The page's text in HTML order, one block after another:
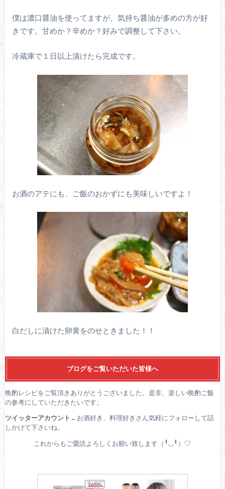
僕は濃口醤油を使ってますが、気持ち醤油が多めの方が好
きです。甘めか？辛めか？好みで調整して下さい。
冷蔵庫で１日以上漬けたら完成です。
お酒のアテにも、ご飯のおかずにも美味しいですよ！
白だしに漬けた卵黄をのせときました！！
ブログをご覧いただいた皆様へ
晩酌レシピをご覧頂きありがとうございました。是非、楽しい晩酌ご飯
の参考にしていただきたいです。
ツイッターアカウント ←お酒好き、料理好きさん気軽にフォローして話
しかけて下さいね。
これからもご愛読よろしくお願い致します（╹◡╹）♡